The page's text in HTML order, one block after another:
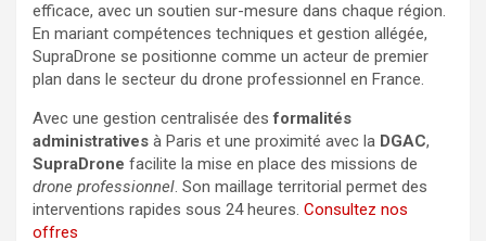
efficace, avec un soutien sur-mesure dans chaque région.
En mariant compétences techniques et gestion allégée,
SupraDrone se positionne comme un acteur de premier
plan dans le secteur du drone professionnel en France.
Avec une gestion centralisée desformalités
administratives à Paris et une proximité avec la DGAC,
SupraDrone facilite la mise en place des missions de
drone professionnel. Son maillage territorial permet des
interventions rapides sous 24 heures. Consultez nos
offres